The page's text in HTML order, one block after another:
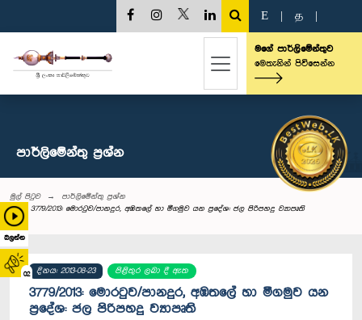
බලන්න
02
E த
මගේ පාර්ලිමේන්තුව
මෙතැනින් පිවිසෙන්න
පාර්ලි‌මේන්තු‌ ප්‍රශ්න
මුල් පිටුව
පාර්ලි‌මේන්තු‌ ප්‍රශ්න
3779/2013: මොරටුව/පානදුර, අඹතලේ හා මීගමුව යන ප්‍රදේශ: ජල පිරිපහදු ව්‍යාපෘති
දිනය: 2013-08-23 පිළිතුර ලබා දී ඇත
3779/2013: මොරටුව/පානදුර, අඹතලේ හා මීගමුව යන
ප්‍රදේශ: ජල පිරිපහදු ව්‍යාපෘති